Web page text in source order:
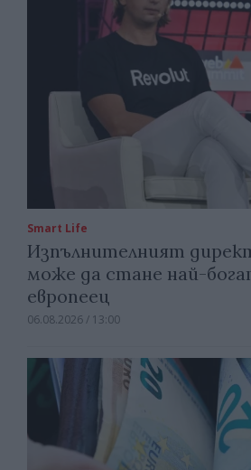
Smart Life
Изпълнителният
може да стане най-
европеец
06.08.2026 / 13:00